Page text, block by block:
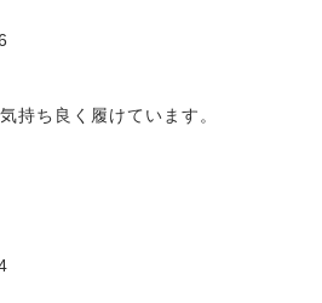
持ち良く履けています。